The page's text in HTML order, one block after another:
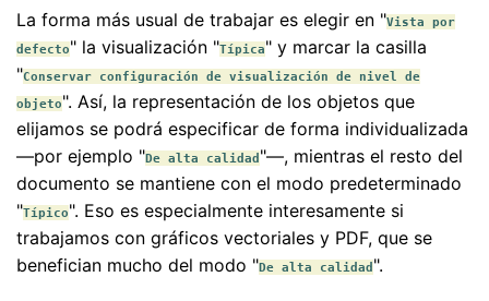
La forma más usual de trabajar es elegir en "Vista por
defecto" la visualización "Típica" y marcar la casilla
"Conservar configuración de visualización de nivel de
objeto". Así, la representación de los objetos que
elijamos se podrá especificar de forma individualizada
—por ejemplo "De alta calidad "—, mientras el resto del
documento se mantiene con el modo predeterminado
"Típico". Eso es especialmente interesamente si
trabajamos con gráficos vectoriales y PDF, que se
benefician mucho del modo "De alta calidad ".